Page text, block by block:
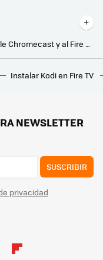
Tivify ha lanzado la alternativa al Google Chromecast y al Fire TV para convertir cualquier tele tonta en una Smart TV
NVIDIA da la campanada en el Prime Day con este centro multimedia a precio de chollo
YouTube quería que pagáramos la suscripción Premium, pero ha conseguido que usemos más bloqueadores de anuncios, según este estudio
Instalar Kodi en Fire TV
NEWSLETTER
SUSCRIBIR
privacidad